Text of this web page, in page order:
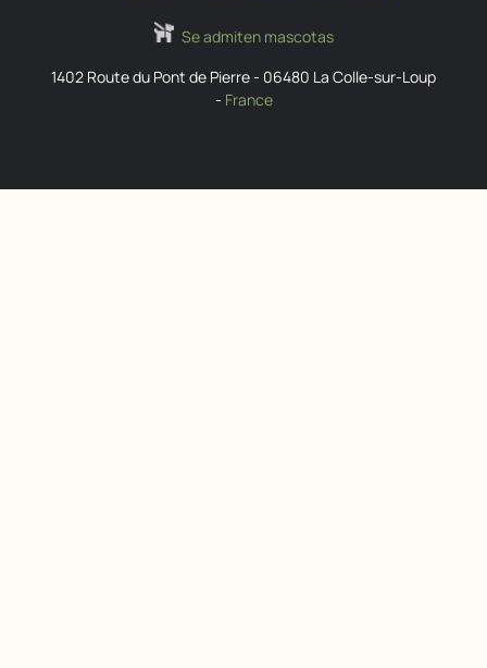
Se admiten mascotas
1402 Route du Pont de Pierre- 06480 La Colle-sur-Loup
- France